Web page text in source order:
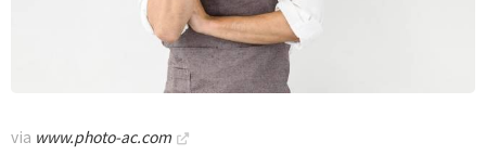
via www.photo-ac.com